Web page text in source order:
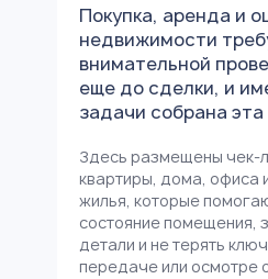
Покупка, аренда и
недвижимости
внимательной
еще до сделки, и
задачи собрана эта
Здесь размещены чек-
квартиры, дома, офиса
жилья, которые
состояние помещения,
детали и не терять
передаче или осмотре